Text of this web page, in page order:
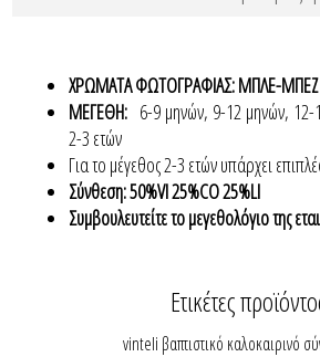
ΧΡΩΜΑΤΑ ΦΩΤΟΓΡΑΦΙΑΣ: ΜΠΛΕ-ΜΠΕΖ
ΜΕΓΕΘΗ: 6-9 μηνών, 9-12 μηνών,
2-3 ετών
Για το μέγεθος 2-3 ετών υπάρχει
Σύνθεση: 50%VI 25%CO 25%LI
Συμβουλευτείτε το μεγεθολόγιο της
Ετικέτες
vinteli βαπτιστικό καλοκαιρινό